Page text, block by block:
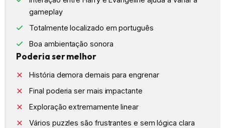
gameplay
Totalmente localizado em português
Boa ambientação sonora
Poderia ser melhor
História demora demais para engrenar
Final poderia ser mais impactante
Exploração extremamente linear
Vários puzzles são frustrantes e sem lógica clara